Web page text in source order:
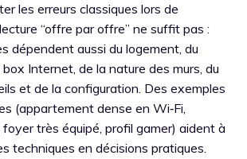
les erreurs classiques lors de
“offre par offre” ne suffit pas :
dépendent aussi du logement, du
Internet, de la nature des murs, du
et de la configuration. Des exemples
(appartement dense en Wi‑Fi,
très équipé, profil gamer) aident à
techniques en décisions pratiques.